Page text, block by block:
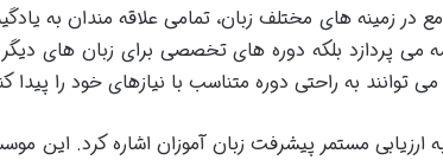
در زمینه های مختلف زبان، تمامی علاقه مندان به
می پردازد بلکه دوره های تخصصی برای زبان های دیگر
توانند به راحتی دوره متناسب با نیازهای خود را پیدا
مستمر پیشرفت زبان آموزان اشاره کرد. این